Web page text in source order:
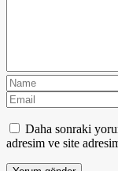
Daha sonraki
adresim ve site